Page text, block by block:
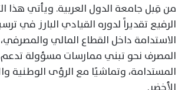
من قِبل جامعة الدول العربية. ويأتي هذا
الرفيع تقديراً لدوره القيادي البارز في
الاستدامة داخل القطاع المالي
المصرف نحو تبني ممارسات مسؤولة تدعم
المستدامة، وتماشيًا مع الرؤى الوطنية